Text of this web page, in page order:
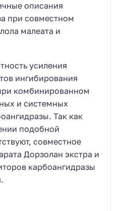
описания
при совместном
малеата и
усиления
ингибирования
комбинированном
и системных
Так как
подобной
совместное
Дорзолан экстра и
карбоангидразы